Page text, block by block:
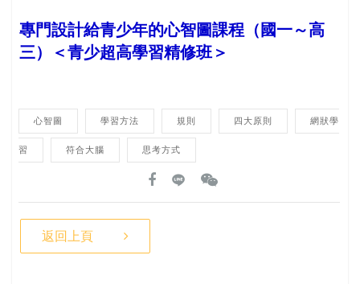
專門設計給青少年的心智圖課程（國一～高
三）＜青少超高學習精修班＞
心智圖 學習方法 規則 四大原則 網狀學
習 符合大腦 思考方式
返回上頁